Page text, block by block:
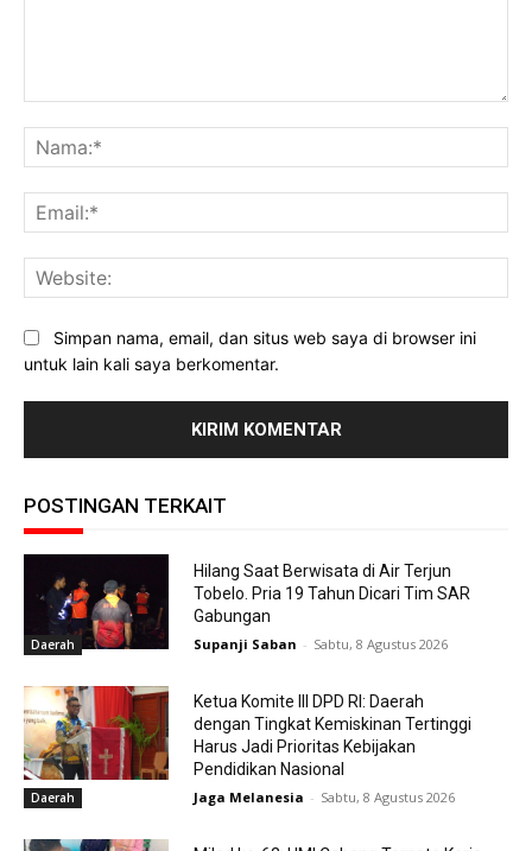
Simpan nama, email, dan situs web saya di browser ini
untuk lain kali saya berkomentar.
POSTINGAN TERKAIT
Daerah
Hilang Saat Berwisata di Air Terjun
Tobelo. Pria 19 Tahun Dicari Tim SAR
Gabungan
Supanji Saban - Sabtu, 8 Agustus 2026
Daerah
Ketua Komite III DPD RI: Daerah
dengan Tingkat Kemiskinan Tertinggi
Harus Jadi Prioritas Kebijakan
Pendidikan Nasional
Jaga Melanesia - Sabtu, 8 Agustus 2026